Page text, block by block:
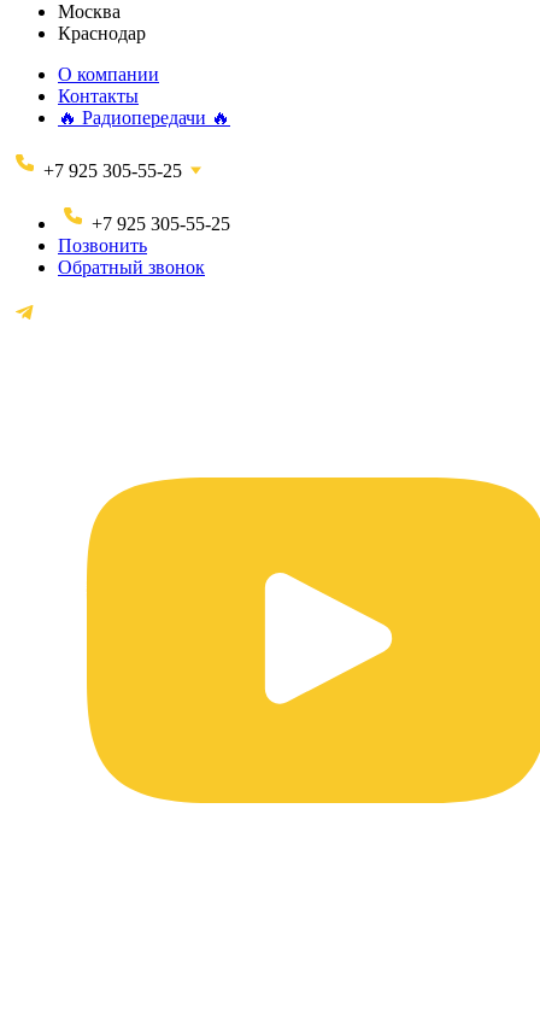
Москва
Краснодар
О компании
Контакты
🔥 Радиопередачи 🔥
+7 925 305-55-25
+7 925 305-55-25
Позвонить
Обратный звонок